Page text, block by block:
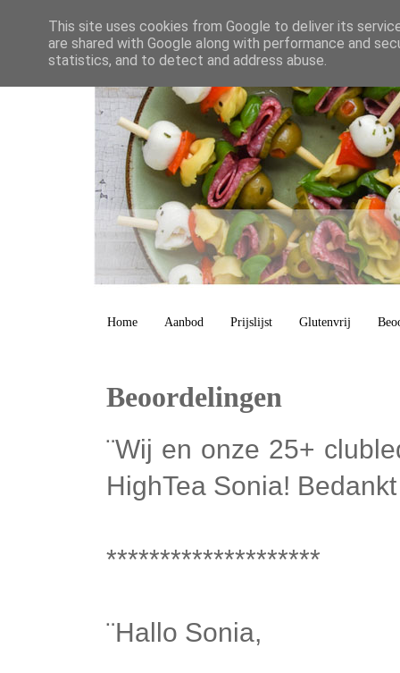
Home Aanbod Prijslijst Glutenvrij
Beoordelingen
¨Wij en onze 25+
HighTea Sonia!
********************
¨Hallo Sonia,
This site uses cookies from Google to deliver its
are shared with Google along with performance and
statistics, and to detect and address abuse.